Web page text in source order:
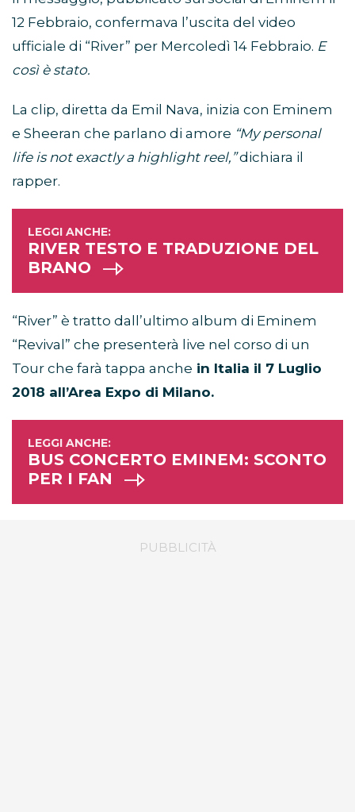
12 Febbraio, confermava l’uscita del video
ufficiale di “River” per Mercoledì 14 Febbraio. E
così è stato.
La clip, diretta da Emil Nava, inizia con Eminem
e Sheeran che parlano di amore “My personal
life is not exactly a highlight reel,”dichiara il
rapper.
RIVER TESTO E TRADUZIONE DEL
BRANO
“River” è tratto dall’ultimo album di Eminem
“Revival” che presenterà live nel corso di un
Tour che farà tappa anche in Italia il 7 Luglio
2018 all’Area Expo di Milano.
BUS CONCERTO EMINEM: SCONTO
PER I FAN